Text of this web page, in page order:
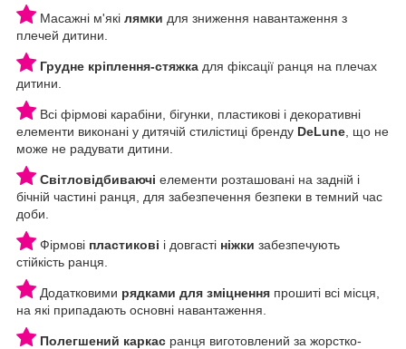
Масажні м'які лямки для зниження навантаження з
плечей дитини.
Грудне кріплення-стяжка для фіксації ранця на плечах
дитини.
Всі фірмові карабіни, бігунки, пластикові і декоративні
елементи виконані у дитячій стилістиці бренду DeLune , що не
може не радувати дитини.
Світловідбиваючі елементи розташовані на задній і
бічній частині ранця, для забезпечення безпеки в темний час
доби.
Фірмові пластикові і довгасті ніжки забезпечують
стійкість ранця.
Додатковими рядками для зміцнення прошиті всі місця,
на які припадають основні навантаження.
Полегшений каркас ранця виготовлений за жорстко-